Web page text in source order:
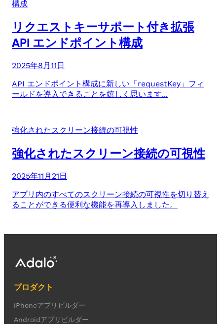
構成
リクエストキーサポート付き拡張
API エンドポイント構成
2025年8月11日
API エンドポイント構成に新しい「requestKey」フィ
ールドを導入できることを嬉しく思います...
強化されたスクリーン接続の可視性
強化されたスクリーン接続の可視性
2025年11月21日
アプリ内のすべてのスクリーン接続の可視性を切り替え
ることができる便利な機能を再導入しました。
プロダクト
iPhoneアプリビルダー
Androidアプリビルダー